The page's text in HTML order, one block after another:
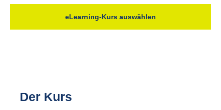
eLearning-Kurs auswählen
Der Kurs